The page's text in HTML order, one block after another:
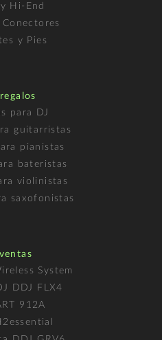
Hi-End
Conectores
y Pies
para DJ
guitarristas
pianistas
bateristas
violinistas
saxofonistas
System
DDJ FLX4
912A